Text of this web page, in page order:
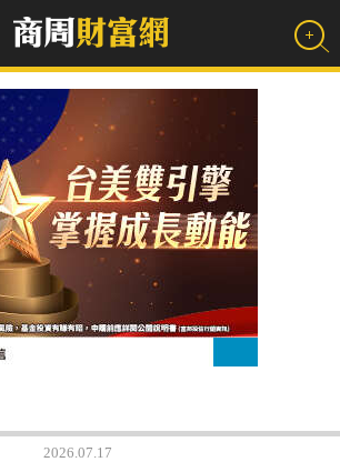
2026.07.17